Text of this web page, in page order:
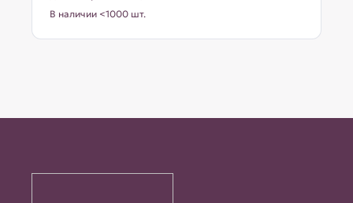
В наличии <1000 шт.